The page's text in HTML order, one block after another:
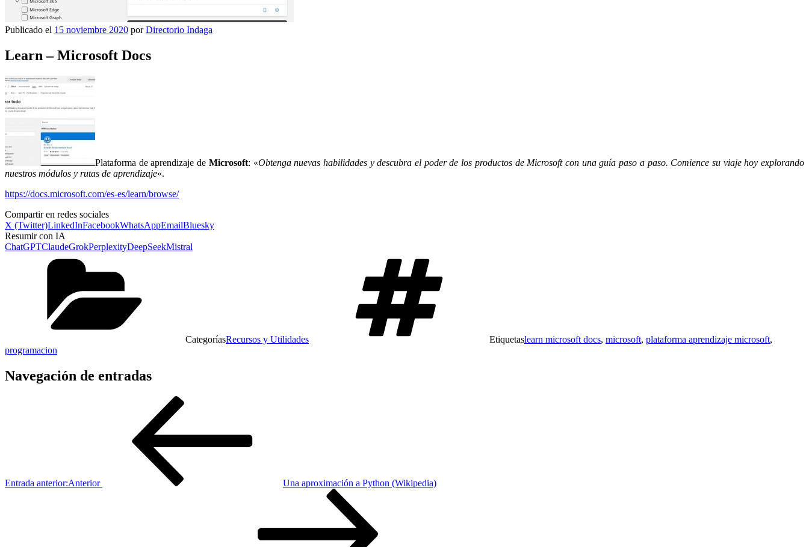
Publicado el 15 noviembre 2020 porDirectorio Indaga
Learn – Microsoft Docs
Plataforma de aprendizaje de Microsoft: «Obtenga nuevas habilidades y descubra el poder de los productos de Microsoft con una guía paso a paso. Comience su viaje hoy explorando
nuestros módulos y rutas de aprendizaje«.
https://docs.microsoft.com/es-es/learn/browse/
Compartir en redes sociales
X (Twitter)LinkedInFacebookWhatsAppEmailBluesky
Resumir con IA
ChatGPTClaudeGrokPerplexityDeepSeekMistral
CategoríasRecursos y Utilidades Etiquetaslearn microsoft docs, microsoft, plataforma aprendizaje microsoft,
programacion
Navegación de entradas
Entrada anterior:Anterior Una aproximación a Python (Wikipedia)